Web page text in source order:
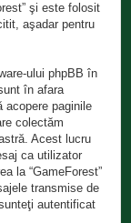
şi este folosit
aşadar pentru
ului phpBB în
în afara
acopere paginile
colectăm
Acest lucru
ca utilizator
la “GameForest”
transmise de
autentificat